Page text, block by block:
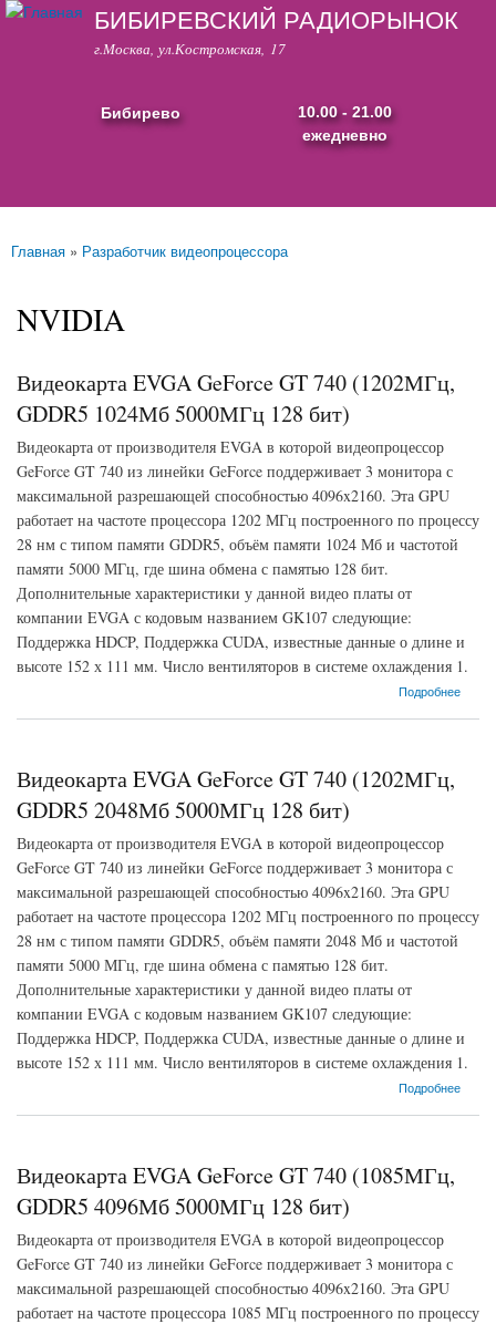
Перейти к
содержанию
БИБИРЕВСКИЙ РАДИОРЫНОК
г.Москва, ул.Костромская, 17
Бибирево
10.00 - 21.00
ежедневно
Вы здесь
Главная » Разработчик видеопроцессора
NVIDIA
Видеокарта EVGA GeForce GT 740 (1202МГц,
GDDR5 1024Мб 5000МГц 128 бит)
Видеокарта от производителя EVGA в которой видеопроцессор
GeForce GT 740 из линейки GeForce поддерживает 3 монитора с
максимальной разрешающей способностью 4096x2160. Эта GPU
работает на частоте процессора 1202 МГц построенного по процессу
28 нм с типом памяти GDDR5, объём памяти 1024 Мб и частотой
памяти 5000 МГц, где шина обмена с памятью 128 бит.
Дополнительные характеристики у данной видео платы от
компании EVGA с кодовым названием GK107 следующие:
Поддержка HDCP, Поддержка CUDA, известные данные о длине и
высоте 152 х 111 мм. Число вентиляторов в системе охлаждения 1.
Подробнее
о Видеокарта EVGA GeForce GT 740 (1202МГц, GDDR5 1024Мб 5000МГц 128 бит)
Видеокарта EVGA GeForce GT 740 (1202МГц,
GDDR5 2048Мб 5000МГц 128 бит)
Видеокарта от производителя EVGA в которой видеопроцессор
GeForce GT 740 из линейки GeForce поддерживает 3 монитора с
максимальной разрешающей способностью 4096x2160. Эта GPU
работает на частоте процессора 1202 МГц построенного по процессу
28 нм с типом памяти GDDR5, объём памяти 2048 Мб и частотой
памяти 5000 МГц, где шина обмена с памятью 128 бит.
Дополнительные характеристики у данной видео платы от
компании EVGA с кодовым названием GK107 следующие:
Поддержка HDCP, Поддержка CUDA, известные данные о длине и
высоте 152 х 111 мм. Число вентиляторов в системе охлаждения 1.
Подробнее
о Видеокарта EVGA GeForce GT 740 (1202МГц, GDDR5 2048Мб 5000МГц 128 бит)
Видеокарта EVGA GeForce GT 740 (1085МГц,
GDDR5 4096Мб 5000МГц 128 бит)
Видеокарта от производителя EVGA в которой видеопроцессор
GeForce GT 740 из линейки GeForce поддерживает 3 монитора с
максимальной разрешающей способностью 4096x2160. Эта GPU
работает на частоте процессора 1085 МГц построенного по процессу